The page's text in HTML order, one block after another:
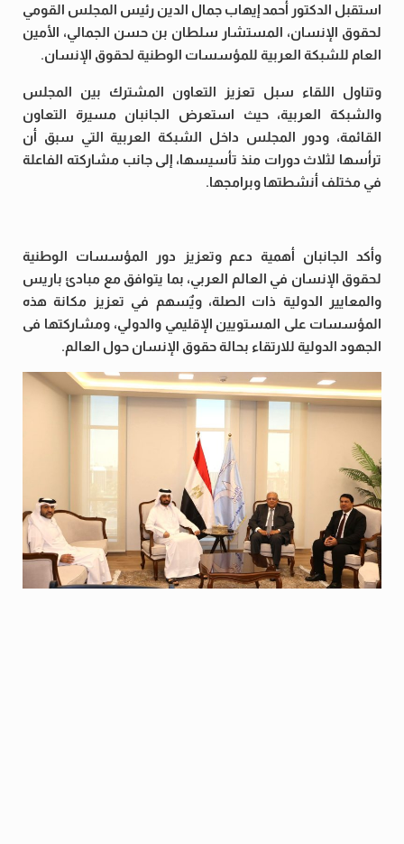
استقبل الدكتور أحمد إيهاب جمال الدين رئيس المجلس القومي
لحقوق الإنسان، المستشار سلطان بن حسن الجمالي، الأمين
العام للشبكة العربية للمؤسسات الوطنية لحقوق الإنسان.
وتناول اللقاء سبل تعزيز التعاون المشترك بين المجلس
والشبكة العربية، حيث استعرض الجانبان مسيرة التعاون
القائمة، ودور المجلس داخل الشبكة العربية التي سبق أن
ترأسها لثلاث دورات منذ تأسيسها، إلى جانب مشاركته الفاعلة
في مختلف أنشطتها وبرامجها.
وأكد الجانبان أهمية دعم وتعزيز دور المؤسسات الوطنية
لحقوق الإنسان في العالم العربي، بما يتوافق مع مبادئ باريس
والمعايير الدولية ذات الصلة، ويٌسهم في تعزيز مكانة هذه
المؤسسات على المستويين الإقليمي والدولي، ومشاركتها فى
الجهود الدولية للارتقاء بحالة حقوق الإنسان حول العالم.